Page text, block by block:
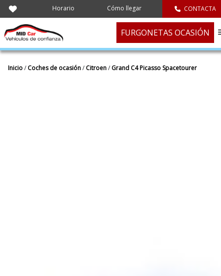
Horario Cómo llegar CONTACTA
FURGONETAS OCASIÓN
Inicio/ Coches de ocasión/ Citroen/ Grand C4 Picasso Spacetourer